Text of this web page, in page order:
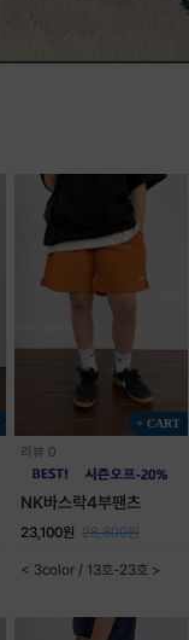
+ CART
리뷰 0
NK바스락4부팬츠
23,100원 28,800원
< 3color / 13호-23호 >